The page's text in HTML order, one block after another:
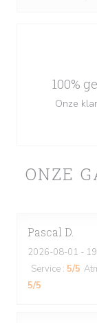
ONZE
Pascal D
2026-08-01 -
Service : 5/5
5/5
100%
Onze